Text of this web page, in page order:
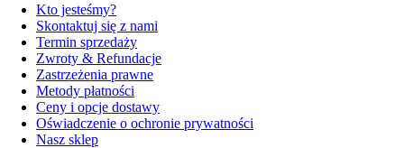
Kto jesteśmy?
Skontaktuj się z nami
Termin sprzedaży
Zwroty & Refundacje
Zastrzeżenia prawne
Metody płatności
Ceny i opcje dostawy
Oświadczenie o ochronie prywatności
Nasz sklep